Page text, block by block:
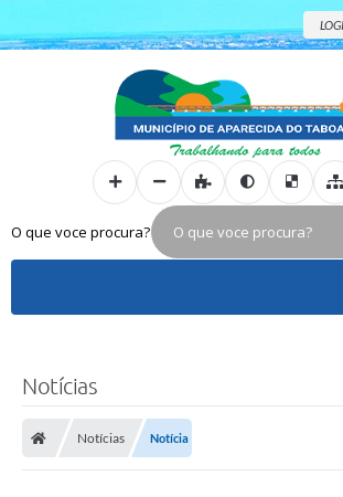
O que voce procura?
Notícias
Notícias Notícia